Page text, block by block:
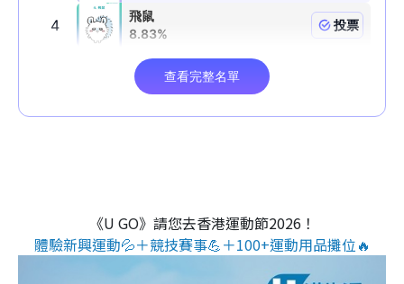
《U GO》請您去香港運動節2026！
體驗新興運動💦＋競技賽事💪＋100+運動用品攤位🔥